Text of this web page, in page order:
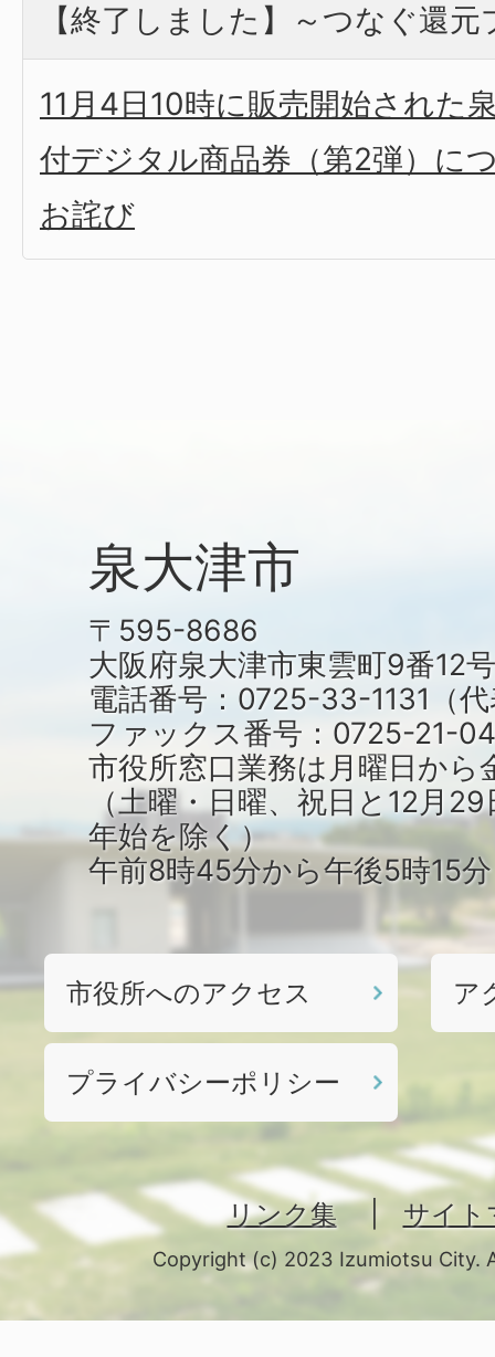
【終了しました】～つなぐ還
11月4日10時に販売開始された
付デジタル商品券（第2弾）に
お詫び
泉大津市
〒595-8686
大阪府泉大津市東雲町9番12号
電話番号：0725-33-1131（
ファックス番号：0725-21-
市役所窓口業務は月曜日から
（土曜・日曜、祝日と12月
年始を除く）
午前8時45分から午後5時15
市役所へのアクセス ア
プライバシーポリシー
リンク集 サイト
Copyright (c) 2023 Izumiotsu City.